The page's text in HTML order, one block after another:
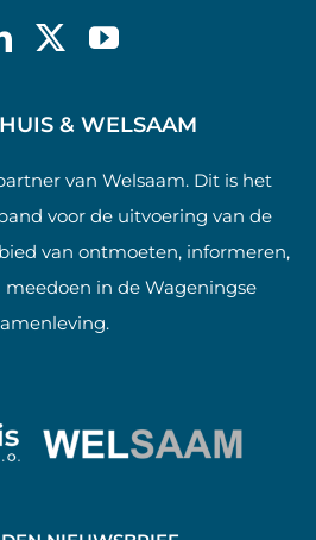
& WELSAAM
van Welsaam. Dit is het
voor de uitvoering van de
van ontmoeten, informeren,
in de Wageningse